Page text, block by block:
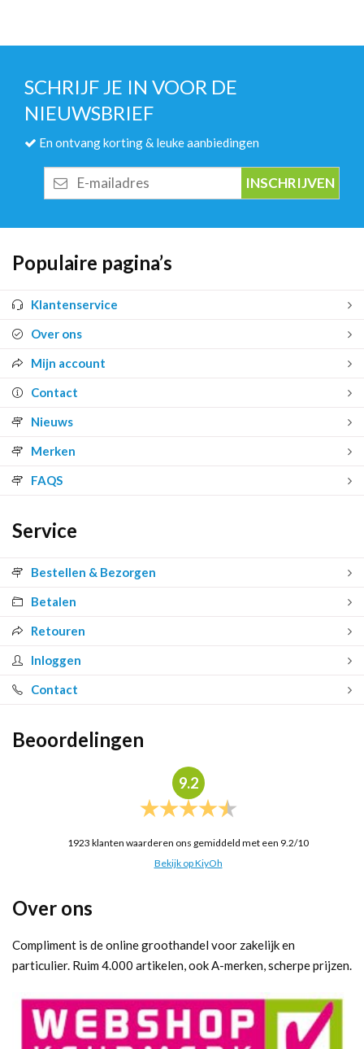
SCHRIJF JE IN VOOR DE
NIEUWSBRIEF
En ontvang korting & leuke aanbiedingen
mailadres
Populaire pagina’s
Klantenservice
Over ons
Mijn account
Contact
Nieuws
Merken
FAQS
Service
Bestellen & Bezorgen
Betalen
Retouren
Inloggen
Contact
Beoordelingen
9.2
1923 klanten waarderen ons gemiddeld met een 9.2/10
Bekijk op KiyOh
Over ons
Compliment is de online groothandel voor zakelijk en
particulier. Ruim 4.000 artikelen, ook A-merken, scherpe prijzen.